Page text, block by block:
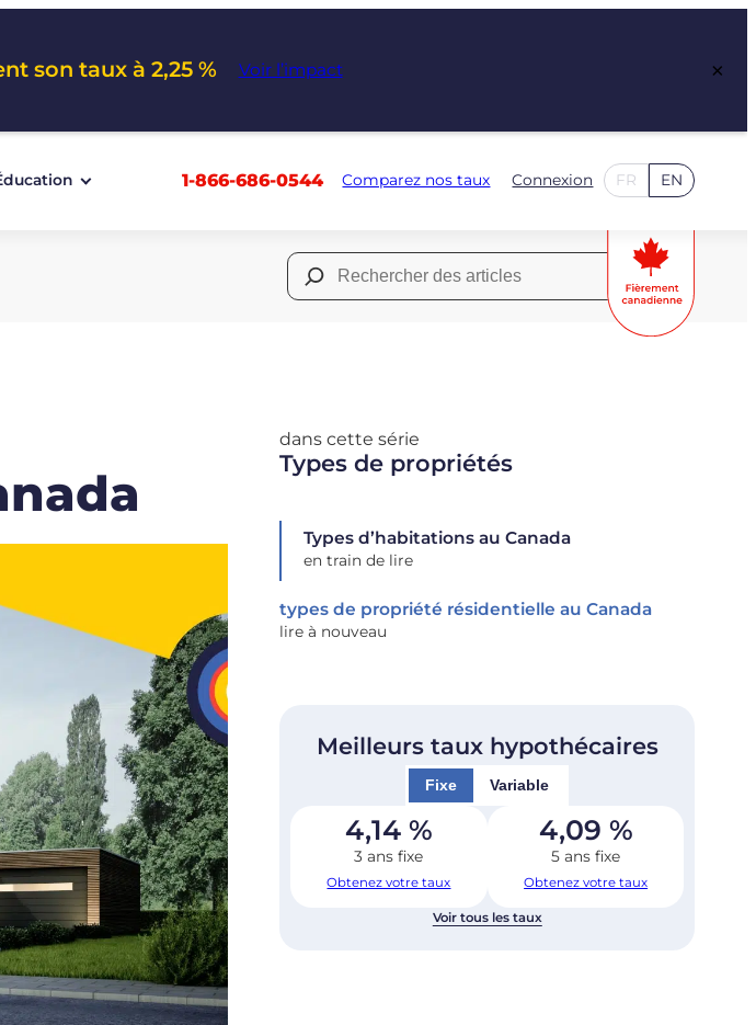
son taux à 2,25 % Voir l’impact ×
1-866-686-0544 Comparez nos taux Connexion FR EN
Rechercher :
dans cette série
Types de propriétés
Types d’habitations au Canada
en train de lire
types de propriété résidentielle au Canada
lire à nouveau
Meilleurs taux hypothécaires
Fixe Variable
4,14 %
3 ans fixe
Obtenez votre taux
4,09 %
5 ans fixe
Obtenez votre taux
Voir tous les taux